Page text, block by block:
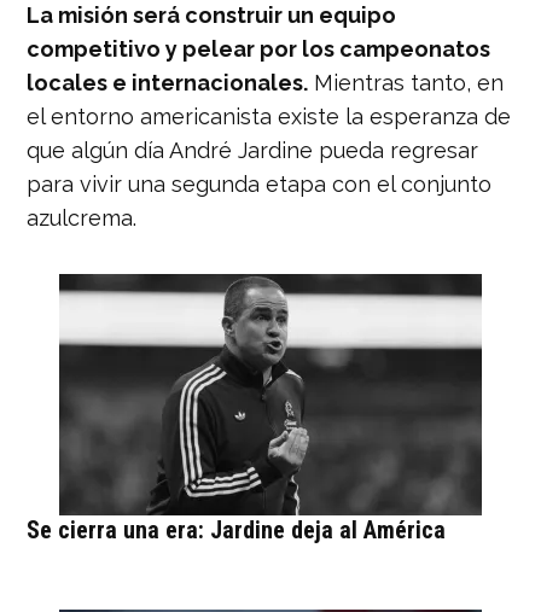
La misión será construir un equipo
competitivo y pelear por los campeonatos
locales e internacionales. Mientras tanto, en
el entorno americanista existe la esperanza de
que algún día André Jardine pueda regresar
para vivir una segunda etapa con el conjunto
azulcrema.
Se cierra una era: Jardine deja al América